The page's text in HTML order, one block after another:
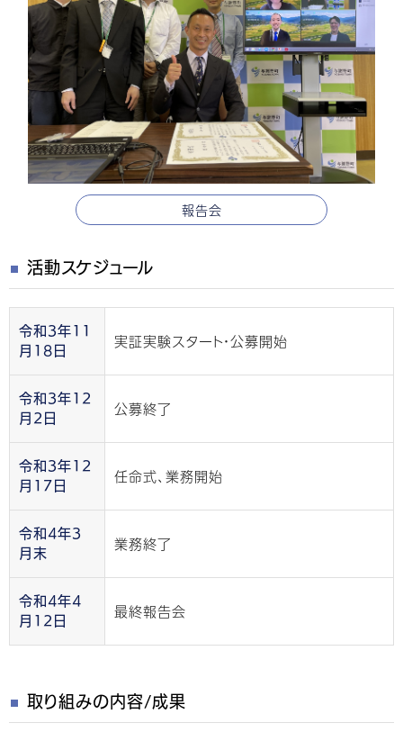
報告会
活動スケジュール
令和3年11
月18日
実証実験スタート・公募開始
令和3年12
月2日
公募終了
令和3年12
月17日
任命式、業務開始
令和4年3
月末
業務終了
令和4年4
月12日
最終報告会
取り組みの内容/成果